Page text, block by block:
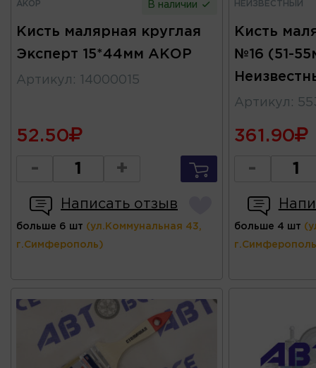
АКОР В наличии
Кисть малярная круглая
Эксперт 15*44мм АКОР
Артикул : 14000015
52.50
- +
Написать отзыв
больше 6 шт (ул.Коммунальная 43,
г.Симферополь)
НЕИЗВЕСТНЫЙ
Кисть
№16 (51-
Артикул :
361.90
-
больше 4 шт